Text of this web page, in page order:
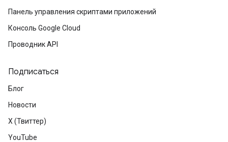
Панель управления скриптами приложений
Консоль Google Cloud
Проводник API
Подписаться
Блог
Новости
X (Твиттер)
YouTube